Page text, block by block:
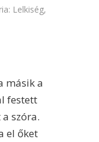
Lelkiség,
másik a
festett
szóra.
el őket